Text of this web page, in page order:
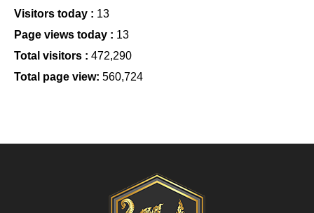
Visitors today : 13
Page views today : 13
Total visitors : 472,290
Total page view: 560,724